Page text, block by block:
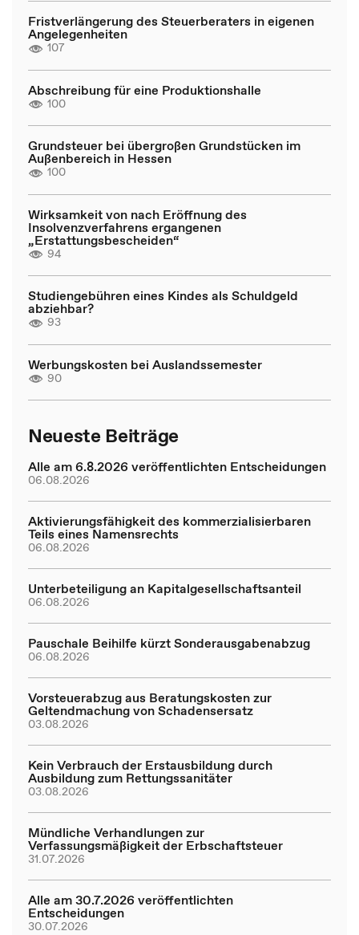
Fristverlängerung des Steuerberaters in eigenen
Angelegenheiten
107
Abschreibung für eine Produktionshalle
100
Grundsteuer bei übergroßen Grundstücken im
Außenbereich in Hessen
100
Wirksamkeit von nach Eröffnung des
Insolvenzverfahrens ergangenen
„Erstattungsbescheiden“
94
Studiengebühren eines Kindes als Schuldgeld
abziehbar?
93
Werbungskosten bei Auslandssemester
90
Neueste Beiträge
Alle am 6.8.2026 veröffentlichten Entscheidungen
06.08.2026
Aktivierungsfähigkeit des kommerzialisierbaren
Teils eines Namensrechts
06.08.2026
Unterbeteiligung an Kapitalgesellschaftsanteil
06.08.2026
Pauschale Beihilfe kürzt Sonderausgabenabzug
06.08.2026
Vorsteuerabzug aus Beratungskosten zur
Geltendmachung von Schadensersatz
03.08.2026
Kein Verbrauch der Erstausbildung durch
Ausbildung zum Rettungssanitäter
03.08.2026
Mündliche Verhandlungen zur
Verfassungsmäßigkeit der Erbschaftsteuer
31.07.2026
Alle am 30.7.2026 veröffentlichten
Entscheidungen
30.07.2026